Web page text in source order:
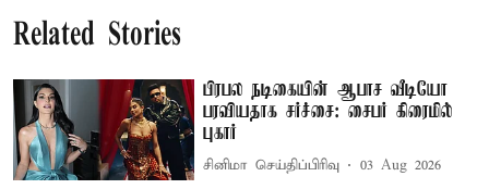
Related Stories
பிரபல நடிகையின் ஆபாச வீடியோ
பரவியதாக சர்ச்சை: சைபர் கிரைமில்
புகார்
சினிமா செய்திப்பிரிவு 03 Aug 2026